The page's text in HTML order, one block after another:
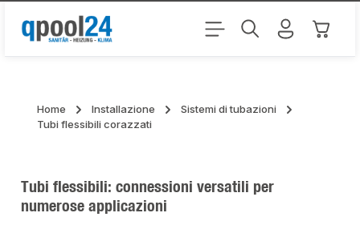
Passa al contenuto principale Il
Home Installazione
Sistemi di tubazioni
Tubi flessibili corazzati
Tubi flessibili: connessioni versatili per
numerose applicazioni